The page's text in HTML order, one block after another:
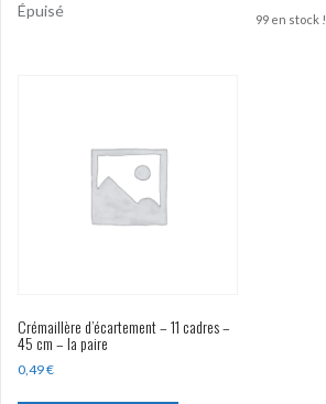
Épuisé 99 en stock !
Crémaillère d’écartement – 11 cadres –
45 cm – la paire
0,49€